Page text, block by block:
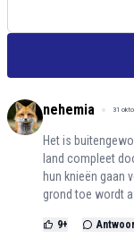
nehemia 31
Het is
land compleet
hun knieën gaan
grond toe wordt
9+